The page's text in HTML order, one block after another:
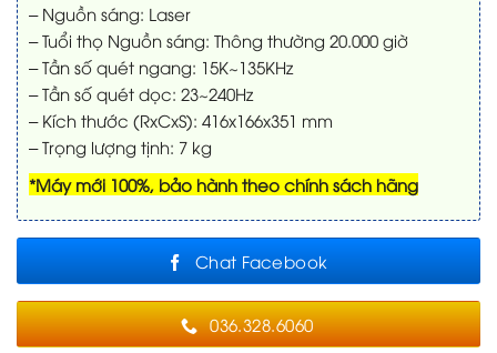
– Nguồn sáng: Laser
– Tuổi thọ Nguồn sáng: Thông thường 20.000 giờ
– Tần số quét ngang: 15K~135KHz
– Tần số quét dọc: 23~240Hz
– Kích thước (RxCxS): 416x166x351 mm
– Trọng lượng tịnh: 7 kg
*Máy mới 100%, bảo hành theo chính sách hãng
Chat Facebook
036.328.6060